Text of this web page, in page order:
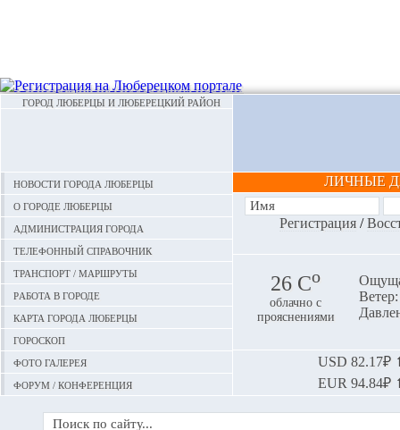
ГОРОД ЛЮБЕРЦЫ И ЛЮБЕРЕЦКИЙ РАЙОН
Новости города Люберцы
О городе Люберцы
Администрация города
Телефонный справочник
Транспорт / маршруты
Работа в городе
Карта города Люберцы
Гороскоп
Фото галерея
Форум / конференция
ЛИЧНЫЕ
Регистрация/
26 Сo
облачно с
прояснениями
USD 82.17₽
EUR 94.84₽